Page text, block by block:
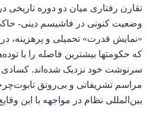
تقارن رفتاری میان دو دوره تاریخی
وضعیت کنونی در فاشیسم دینی-
«نمایش قدرت» تحمیلی و
که حکومتها بیشترین فاصله را با
سرنوشت خود نزدیک شده‌اند. کسادی
مراسم تشریفاتی و بی‌رونق
بین‌المللی نظام در مواجهه با این